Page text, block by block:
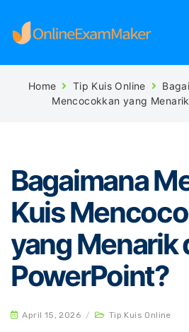
Home Tip Kuis Online
Mencocokkan yang
Bagaimana
Kuis
yang Menarik
PowerPoint?
April 15, 2026 / Tip Kuis Online